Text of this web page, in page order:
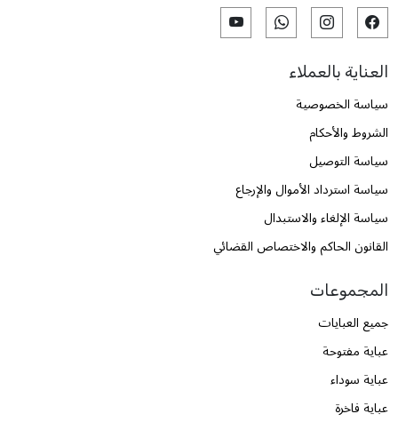
العناية بالعملاء
سياسة الخصوصية
الشروط والأحكام
سياسة التوصيل
سياسة استرداد الأموال والإرجاع
سياسة الإلغاء والاستبدال
القانون الحاكم والاختصاص القضائي
المجموعات
جميع العبايات
عباية مفتوحة
عباية سوداء
عباية فاخرة